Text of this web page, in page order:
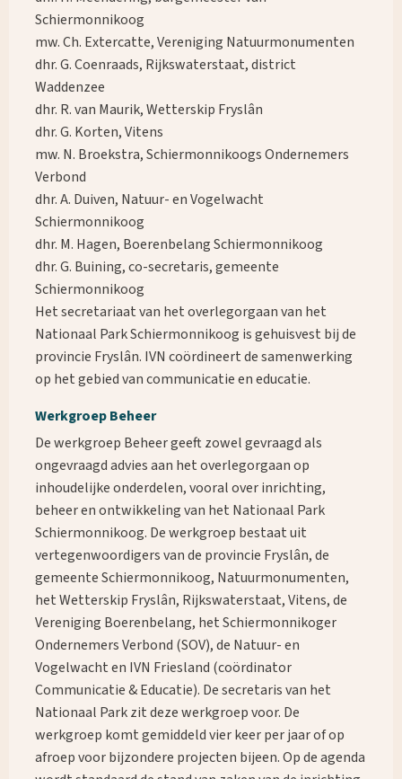
Schiermonnikoog
mw. Ch. Extercatte, Vereniging Natuurmonumenten
dhr. G. Coenraads, Rijkswaterstaat, district
Waddenzee
dhr. R. van Maurik, Wetterskip Fryslân
dhr. G. Korten, Vitens
mw. N. Broekstra, Schiermonnikoogs Ondernemers
Verbond
dhr. A. Duiven, Natuur- en Vogelwacht
Schiermonnikoog
dhr. M. Hagen, Boerenbelang Schiermonnikoog
dhr. G. Buining, co-secretaris, gemeente
Schiermonnikoog
Het secretariaat van het overlegorgaan van het
Nationaal Park Schiermonnikoog is gehuisvest bij de
provincie Fryslân. IVN coördineert de samenwerking
op het gebied van communicatie en educatie.
Werkgroep Beheer
De werkgroep Beheer geeft zowel gevraagd als
ongevraagd advies aan het overlegorgaan op
inhoudelijke onderdelen, vooral over inrichting,
beheer en ontwikkeling van het Nationaal Park
Schiermonnikoog. De werkgroep bestaat uit
vertegenwoordigers van de provincie Fryslân, de
gemeente Schiermonnikoog, Natuurmonumenten,
het Wetterskip Fryslân, Rijkswaterstaat, Vitens, de
Vereniging Boerenbelang, het Schiermonnikoger
Ondernemers Verbond (SOV), de Natuur- en
Vogelwacht en IVN Friesland (coördinator
Communicatie & Educatie). De secretaris van het
Nationaal Park zit deze werkgroep voor. De
werkgroep komt gemiddeld vier keer per jaar of op
afroep voor bijzondere projecten bijeen. Op de agenda